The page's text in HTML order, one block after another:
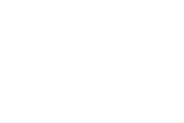
de distribuidores.
nuestro ecosistema.